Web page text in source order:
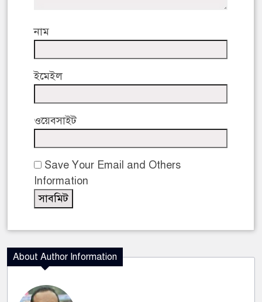
নাম
ইমেইল
ওয়েবসাইট
Save Your Email and Others
Information
About Author Information